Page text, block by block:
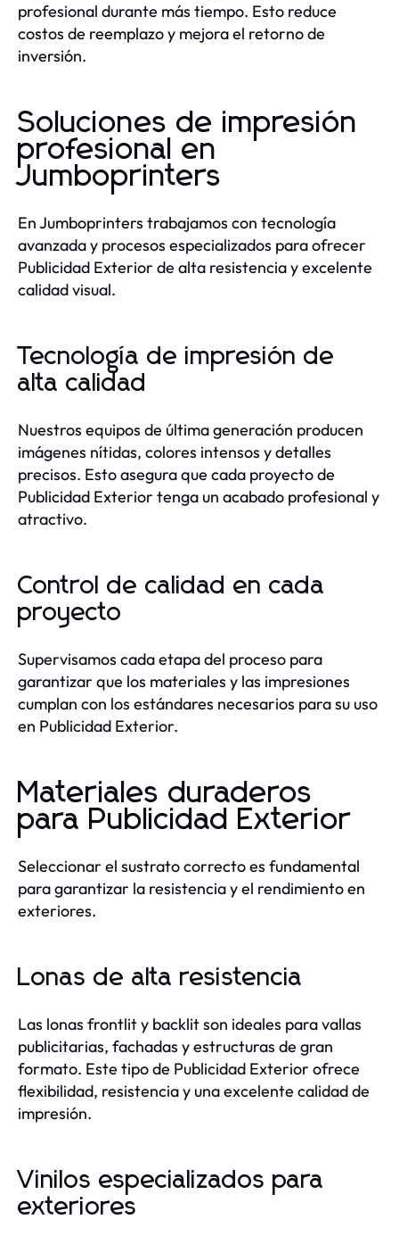
profesional durante más tiempo. Esto reduce
costos de reemplazo y mejora el retorno de
inversión.
Soluciones de impresión
profesional en
Jumboprinters
En Jumboprinters trabajamos con tecnología
avanzada y procesos especializados para ofrecer
Publicidad Exterior de alta resistencia y excelente
calidad visual.
Tecnología de impresión de
alta calidad
Nuestros equipos de última generación producen
imágenes nítidas, colores intensos y detalles
precisos. Esto asegura que cada proyecto de
Publicidad Exterior tenga un acabado profesional y
atractivo.
Control de calidad en cada
proyecto
Supervisamos cada etapa del proceso para
garantizar que los materiales y las impresiones
cumplan con los estándares necesarios para su uso
en Publicidad Exterior.
Materiales duraderos
para Publicidad Exterior
Seleccionar el sustrato correcto es fundamental
para garantizar la resistencia y el rendimiento en
exteriores.
Lonas de alta resistencia
Las lonas frontlit y backlit son ideales para vallas
publicitarias, fachadas y estructuras de gran
formato. Este tipo de Publicidad Exterior ofrece
flexibilidad, resistencia y una excelente calidad de
impresión.
Vinilos especializados para
exteriores